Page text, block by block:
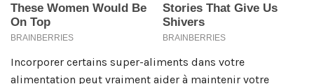
Incorporer certains super-aliments dans votre
alimentation peut vraiment aider à maintenir votre